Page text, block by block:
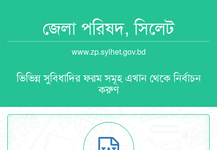
জেলা পরিষদ, সিলেট
www.zp.sylhet.gov.bd
ভিভিন্ন সুবিধাদির ফরম সমূহ এখান থেকে নির্বাচন
করুণ